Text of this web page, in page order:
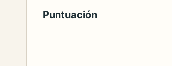
Puntuación